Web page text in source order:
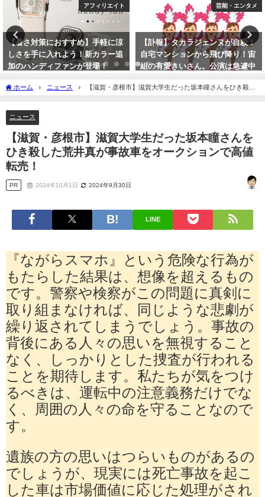
アフィリエイト
【暑さ対策におすすめ】手軽に涼
しさを手に入れよう！新カラー追
加のハンディファンが登場！
芸能・エンタメ
【訃報】タカラジェンヌが自殺！
自宅マンションから飛び降り！宙
組の有愛きいさん。公演は急遽中
止に！
ホーム ニュース
【滋賀・彦根市】滋賀大学生だった坂本瞳さんをひき殺し
た荒井真が事故車をオークションで高値転売！
ニュース
【滋賀・彦根市】滋賀大学生だった坂本瞳さんを
ひき殺した荒井真が事故車をオークションで高値
転売！
PR 2024年10月1日 2024年9月30日
LINE
『ながらスマホ』という危険な行為が
もたらした結果は、想像を超えるもの
です。警察や検察がこの問題に真剣に
取り組まなければ、同じような悲劇が
繰り返されてしまうでしょう。事故の
背後にある人々の思いを無視すること
なく、しっかりとした捜査が行われる
ことを期待します。私たちが気をつけ
るべきは、運転中の注意義務だけでな
く、周囲の人々の命を守ることなので
す。
遺族の方の思いはつらいものがあるの
でしょうが、現実には死亡事故を起こ
した車は市場価値に応じた処理がされ